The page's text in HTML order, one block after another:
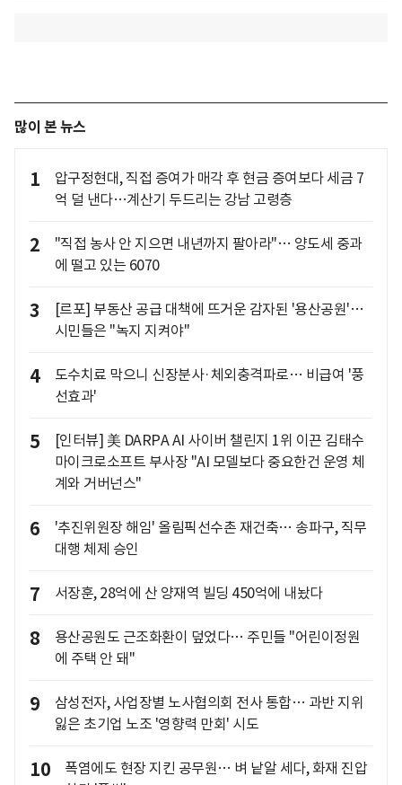
많이 본 뉴스
1
압구정현대, 직접 증여가 매각 후 현금 증여보다 세금 7
억 덜 낸다…계산기 두드리는 강남 고령층
2
"직접 농사 안 지으면 내년까지 팔아라"… 양도세 중과
에 떨고 있는 6070
3
[르포] 부동산 공급 대책에 뜨거운 감자된 '용산공원'…
시민들은 "녹지 지켜야"
4
도수치료 막으니 신장분사·체외충격파로… 비급여 '풍
선효과'
5
[인터뷰] 美 DARPA AI 사이버 챌린지 1위 이끈 김태수
마이크로소프트 부사장 "AI 모델보다 중요한건 운영 체
계와 거버넌스"
6
'추진위원장 해임' 올림픽선수촌 재건축… 송파구, 직무
대행 체제 승인
7 서장훈, 28억에 산 양재역 빌딩 450억에 내놨다
8
용산공원도 근조화환이 덮었다… 주민들 "어린이정원
에 주택 안 돼"
9
삼성전자, 사업장별 노사협의회 전사 통합… 과반 지위
잃은 초기업 노조 '영향력 만회' 시도
10
폭염에도 현장 지킨 공무원… 벼 낱알 세다, 화재 진압